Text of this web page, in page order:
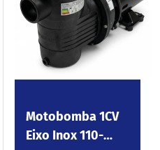
Motobomba 1CV
Eixo Inox 110-